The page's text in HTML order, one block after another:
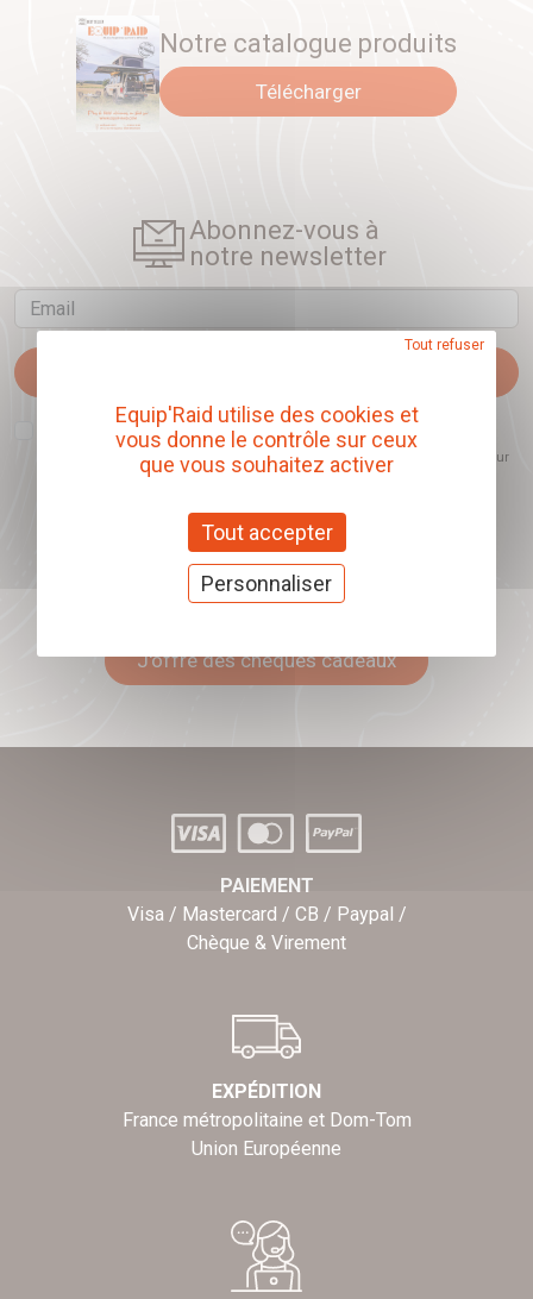
Notre catalogue produits
Télécharger
Abonnez-vous à
notre newsletter
Email
J'accepte que l'ouverture des newsletters soit mesurée, afin de mieux
comprendre les sujets qui m'intéressent et d'améliorer les contenus
proposés. Ce choix est modifiable à tout moment et reste sans incidence sur
mon inscription.
Offrez nos chèques
cadeaux
J'offre des chèques cadeaux
PAIEMENT
Visa / Mastercard / CB / Paypal /
Chèque & Virement
EXPÉDITION
France métropolitaine et Dom-Tom
Union Européenne
Equip'Raid utilise des cookies et
vous donne le contrôle sur ceux
que vous souhaitez activer
Tout accepter
Tout refuser
Personnaliser